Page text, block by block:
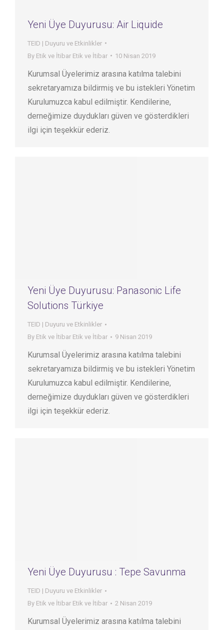
Yeni Üye Duyurusu: Air Liquide
TEID | Duyuru ve Etkinlikler
By Etik ve İtibar Etik ve İtibar 10 Nisan 2019
Kurumsal Üyelerimiz arasına katılma talebini
sekretaryamıza bildirmiş ve bu istekleri Yönetim
Kurulumuzca kabul edilmiştir. Kendilerine,
derneğimize duydukları güven ve gösterdikleri
ilgi için teşekkür ederiz.
Yeni Üye Duyurusu: Panasonic Life
Solutions Türkiye
TEID | Duyuru ve Etkinlikler
By Etik ve İtibar Etik ve İtibar 9 Nisan 2019
Kurumsal Üyelerimiz arasına katılma talebini
sekretaryamıza bildirmiş ve bu istekleri Yönetim
Kurulumuzca kabul edilmiştir. Kendilerine,
derneğimize duydukları güven ve gösterdikleri
ilgi için teşekkür ederiz.
Yeni Üye Duyurusu : Tepe Savunma
TEID | Duyuru ve Etkinlikler
By Etik ve İtibar Etik ve İtibar 2 Nisan 2019
Kurumsal Üyelerimiz arasına katılma talebini